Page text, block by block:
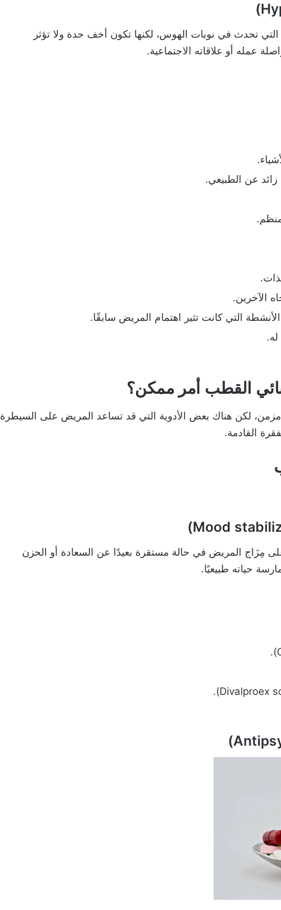
تحدث في نوبات الهوس، لكنها تكون أخف حدة ولا تؤثر
عمله أو علاقاته الاجتماعية.
عن الطبيعي.
الآخرين.
التي كانت تثير اهتمام المريض سابقًا.
له.
القطب أمر ممكن؟
لكن هناك بعض الأدوية التي قد تساعد المريض على السيطرة
القادمة.
مِزَاج المريض في حالة مستقرة بعيدًا عن السعادة أو الحزن
حياته طبيعيًا.